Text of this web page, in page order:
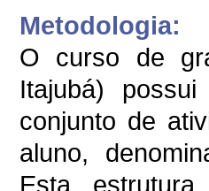
Metodologia:
O curso de
Itajubá)
conjunto de
aluno,
Esta